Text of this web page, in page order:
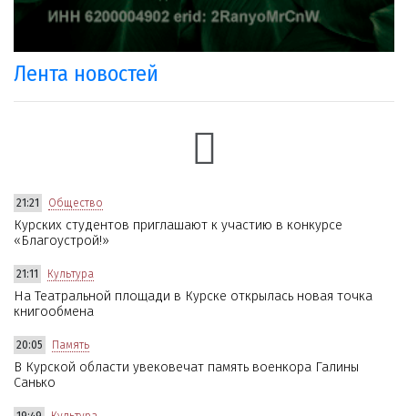
Лента новостей
21:21 Общество
Курских студентов приглашают к участию в конкурсе
«Благоустрой!»
21:11 Культура
На Театральной площади в Курске открылась новая точка
книгообмена
20:05 Память
В Курской области увековечат память военкора Галины
Санько